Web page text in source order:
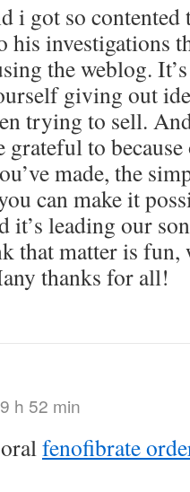
i got so contented
his investigations
the weblog.
giving out
trying to sell.
grateful to
made, the
can make it
it’s leading our
that matter is
thanks for all!
h 52 min
fenofibrate